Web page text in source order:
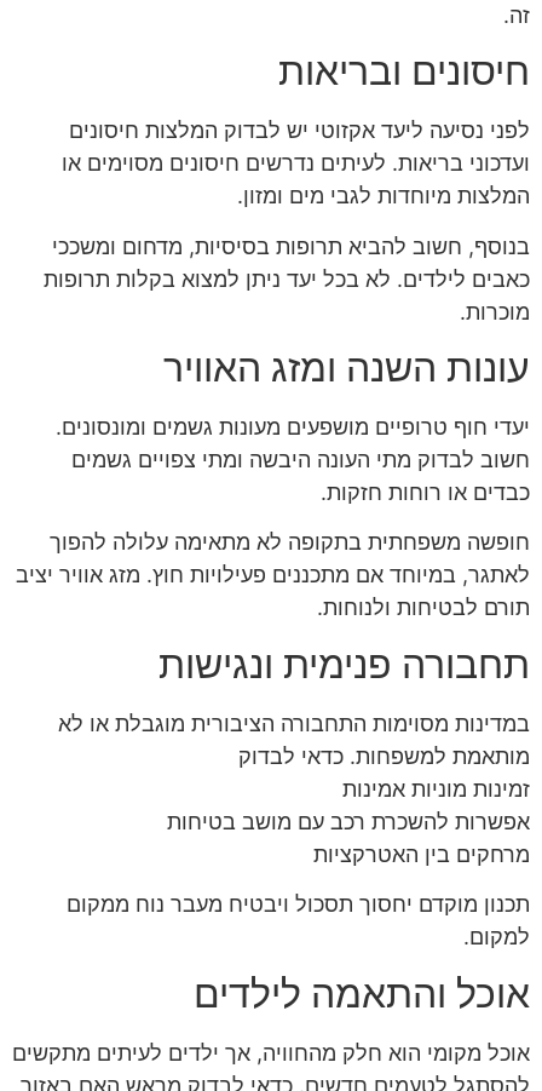
זה.
חיסונים ובריאות
לפני נסיעה ליעד אקזוטי יש לבדוק המלצות חיסונים
ועדכוני בריאות. לעיתים נדרשים חיסונים מסוימים או
המלצות מיוחדות לגבי מים ומזון.
בנוסף, חשוב להביא תרופות בסיסיות, מדחום ומשככי
כאבים לילדים. לא בכל יעד ניתן למצוא בקלות תרופות
מוכרות.
עונות השנה ומזג האוויר
יעדי חוף טרופיים מושפעים מעונות גשמים ומונסונים.
חשוב לבדוק מתי העונה היבשה ומתי צפויים גשמים
כבדים או רוחות חזקות.
חופשה משפחתית בתקופה לא מתאימה עלולה להפוך
לאתגר, במיוחד אם מתכננים פעילויות חוץ. מזג אוויר יציב
תורם לבטיחות ולנוחות.
תחבורה פנימית ונגישות
במדינות מסוימות התחבורה הציבורית מוגבלת או לא
מותאמת למשפחות. כדאי לבדוק
זמינות מוניות אמינות
אפשרות להשכרת רכב עם מושב בטיחות
מרחקים בין האטרקציות
תכנון מוקדם יחסוך תסכול ויבטיח מעבר נוח ממקום
למקום.
אוכל והתאמה לילדים
אוכל מקומי הוא חלק מהחוויה, אך ילדים לעיתים מתקשים
להסתגל לטעמים חדשים. כדאי לבדוק מראש האם באזור